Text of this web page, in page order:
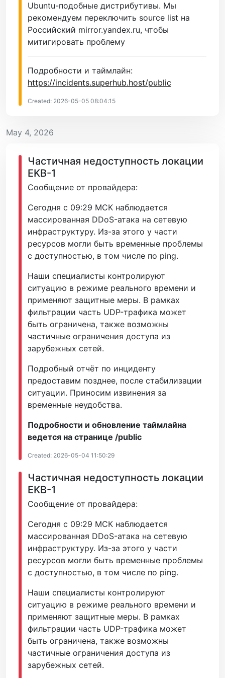
Ubuntu-подобные дистрибутивы. Мы
рекомендуем переключить source list на
Российский mirror.yandex.ru, чтобы
митигировать проблему
Подробности и таймлайн:
https://incidents.superhub.host/public
Created: 2026-05-05 08:04:15
May 4, 2026
Частичная недоступность локации
EKB-1
Сообщение от провайдера:
Сегодня с 09:29 МСК наблюдается
массированная DDoS-атака на сетевую
инфраструктуру. Из-за этого у части
ресурсов могли быть временные проблемы
с доступностью, в том числе по ping.
Наши специалисты контролируют
ситуацию в режиме реального времени и
применяют защитные меры. В рамках
фильтрации часть UDP-трафика может
быть ограничена, также возможны
частичные ограничения доступа из
зарубежных сетей.
Подробный отчёт по инциденту
предоставим позднее, после стабилизации
ситуации. Приносим извинения за
временные неудобства.
Подробности и обновление таймлайна
ведется на странице /public
Created: 2026-05-04 11:50:29
Частичная недоступность локации
EKB-1
Сообщение от провайдера:
Сегодня с 09:29 МСК наблюдается
массированная DDoS-атака на сетевую
инфраструктуру. Из-за этого у части
ресурсов могли быть временные проблемы
с доступностью, в том числе по ping.
Наши специалисты контролируют
ситуацию в режиме реального времени и
применяют защитные меры. В рамках
фильтрации часть UDP-трафика может
быть ограничена, также возможны
частичные ограничения доступа из
зарубежных сетей.